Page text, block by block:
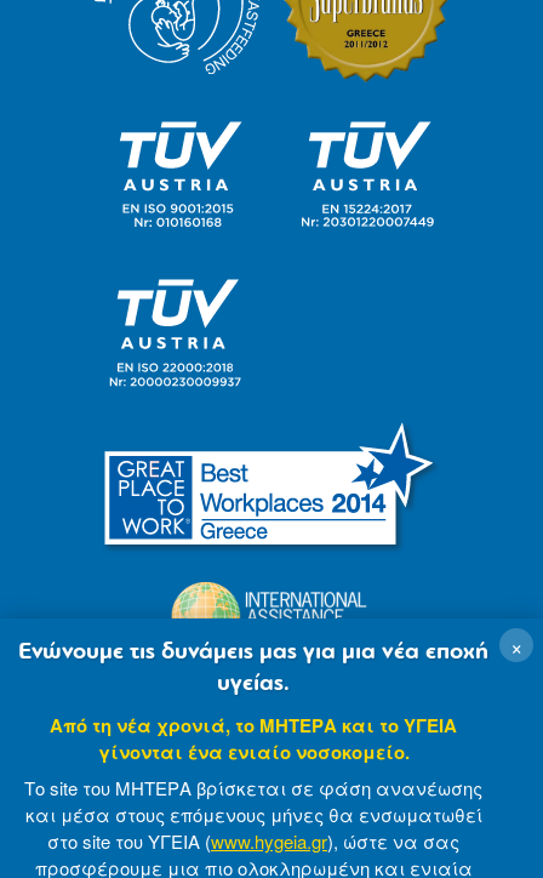
© 2007-2021 MITERA S.A Privacy Policy
×
Ενώνουμε τις δυνάμεις μας για μια νέα εποχή
υγείας.
Από τη νέα χρονιά, το ΜΗΤΕΡΑ και το ΥΓΕΙΑ
γίνονται ένα ενιαίο νοσοκομείο.
Το site του ΜΗΤΕΡΑ βρίσκεται σε φάση ανανέωσης
και μέσα στους επόμενους μήνες θα ενσωματωθεί
στο site του ΥΓΕΙΑ (www.hygeia.gr), ώστε να σας
προσφέρουμε μια πιο ολοκληρωμένη και ενιαία